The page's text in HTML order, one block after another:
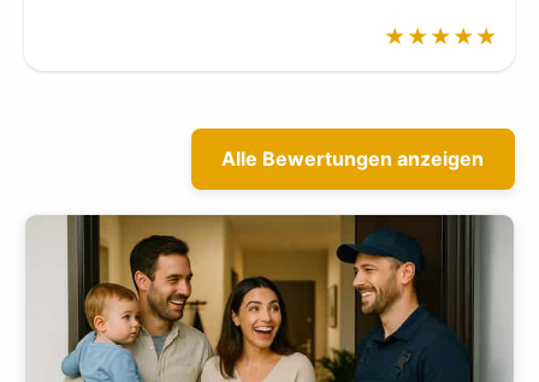
★★★★★
Alle Bewertungen anzeigen